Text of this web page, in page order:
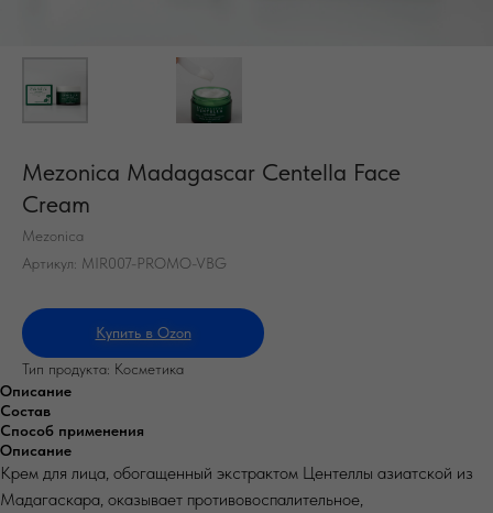
Mezonica Madagascar Centella Face
Cream
Mezonica
Артикул: MIR007-PROMO-VBG
Купить в Ozon
Тип продукта: Косметика
Описание
Состав
Способ применения
Описание
Крем для лица, обогащенный экстрактом Центеллы азиатской из
Мадагаскара, оказывает противовоспалительное,